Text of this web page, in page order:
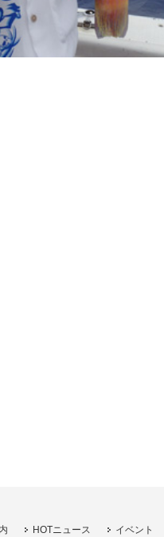
HOTニュース イベント